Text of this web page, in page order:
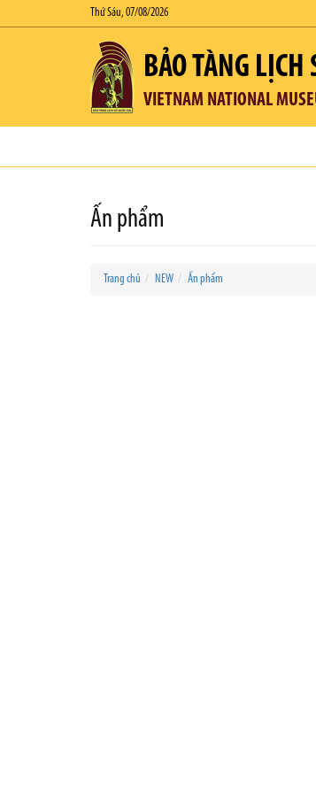
Thứ Sáu, 07/08/2026
BẢO TÀNG LỊCH
VIETNAM NATIONAL
Ấn phẩm
Trang chủ NEW Ấn phẩm